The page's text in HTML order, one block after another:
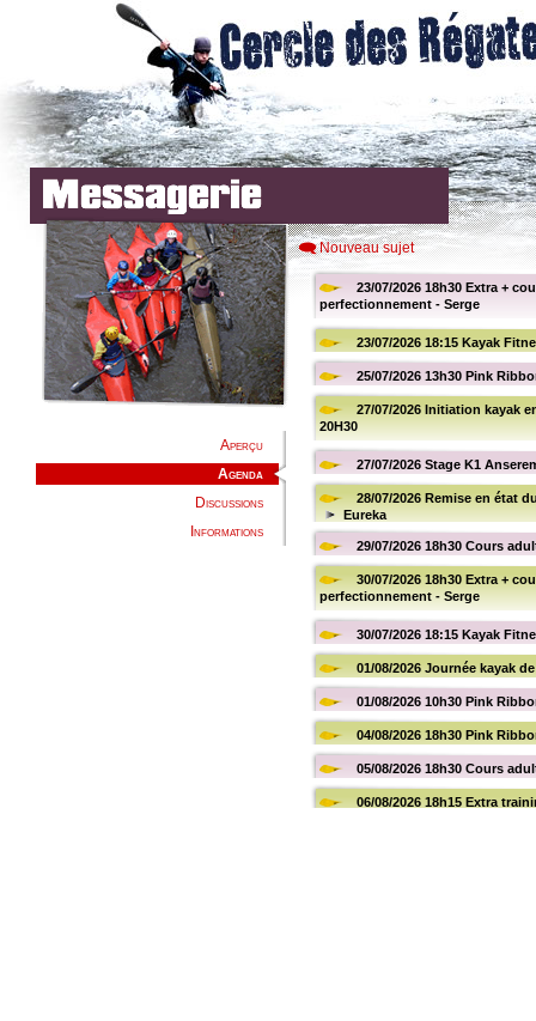
Aperçu
Agenda
Discussions
Informations
Nouveau sujet